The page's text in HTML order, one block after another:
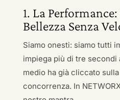
1. La
Bellezza Senza
Siamo onesti: siamo tutti
impiega più di tre secondi
medio ha già cliccato sulla
concorrenza. In